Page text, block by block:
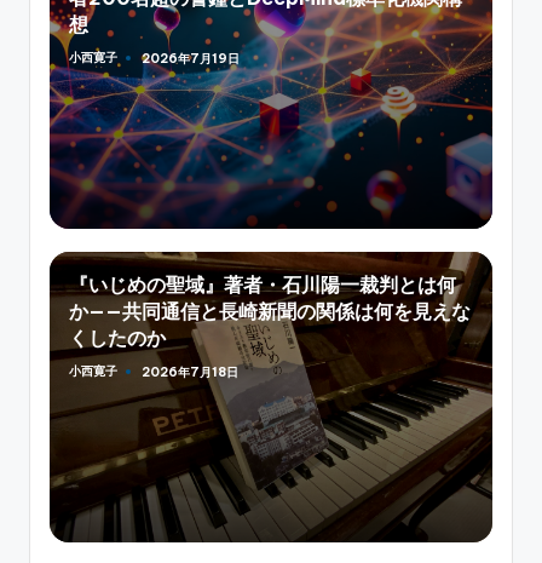
想
Posted
by
小西寛子 2026年7月19日
『いじめの聖域』著者・石川陽一裁判とは何
か——共同通信と長崎新聞の関係は何を見えな
くしたのか
Posted
小西寛子 2026年7月18日